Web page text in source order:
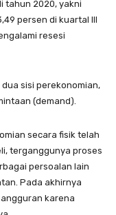
tahun 2020, yakni
persen di kuartal III
resesi
sisi perekonomian,
(demand).
secara fisik telah
terganggunya proses
persoalan lain
Pada akhirnya
karena